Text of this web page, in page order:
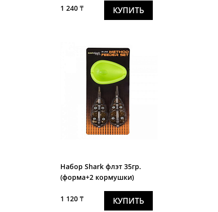
1 240 ₸ КУПИТЬ
Набор Shark флэт 35гр.
(форма+2 кормушки)
1 120 ₸ КУПИТЬ